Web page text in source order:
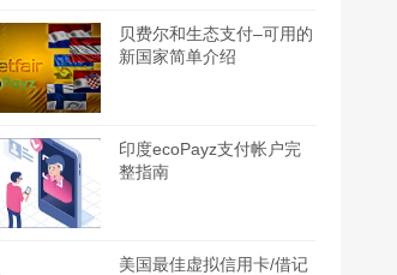
贝费尔和生态支付–可用的
新国家简单介绍
印度ecoPayz支付帐户完
整指南
美国最佳虚拟信用卡/借记